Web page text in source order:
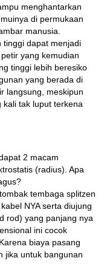
menghantarkan
di permukaan
manusia.
tinggi dapat menjadi
yang kemudian
tinggi lebih beresiko
yang berada di
langsung, meskipun
tak luput terkena
2 macam
(radius). Apa
tembaga splitzen
NYA serta diujung
rod) yang panjang nya
ini cocok
biaya pasang
jika untuk bangunan